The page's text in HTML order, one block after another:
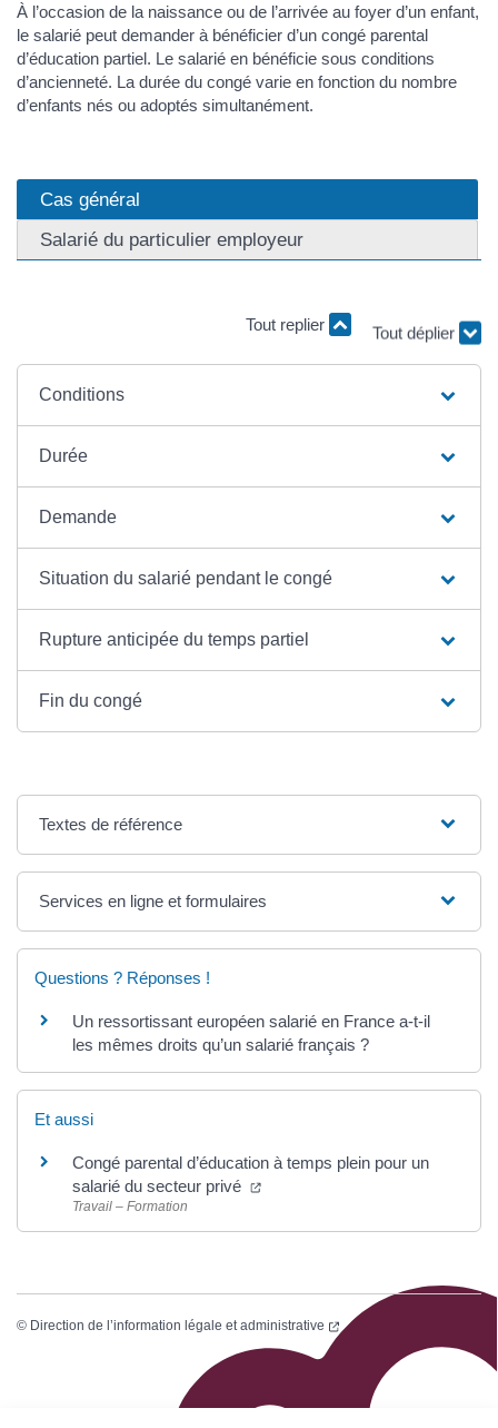
À l’occasion de la naissance ou de l’arrivée au foyer d’un enfant,
le salarié peut demander à bénéficier d’un congé parental
d’éducation partiel. Le salarié en bénéficie sous conditions
d’ancienneté. La durée du congé varie en fonction du nombre
d’enfants nés ou adoptés simultanément.
Cas général
Salarié du particulier employeur
Tout replier
Tout déplier
Conditions
Durée
Demande
Situation du salarié pendant le congé
Rupture anticipée du temps partiel
Fin du congé
Textes de référence
Services en ligne et formulaires
Questions ? Réponses !
Un ressortissant européen salarié en France a-t-il
les mêmes droits qu’un salarié français ?
Et aussi
Congé parental d’éducation à temps plein pour un
salarié du secteur privé
Travail – Formation
© Direction de l’information légale et administrative